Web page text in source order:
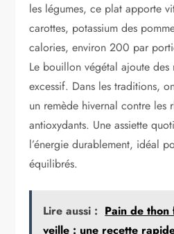
les légumes, ce plat apporte
carottes, potassium des
calories, environ 200 par
Le bouillon végétal ajoute des
excessif. Dans les traditions,
un remède hivernal contre les
antioxydants. Une assiette
l’énergie durablement, idéal
équilibrés.
Lire aussi : Pain de
veille : une recette